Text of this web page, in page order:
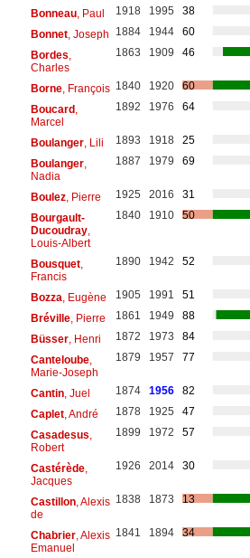
Bonneau, Paul 1918 1995
38
Bonnet, Joseph 1884 1944
60
Bordes
Charles
1863 1909 46
Borne, François 1840 1920
60
Boucard,
Marcel
1892 1976 64
Boulanger, Lili 1893 1918
25
Boulanger,
Nadia
1887 1979 69
Boulez, Pierre 1925 2016
31
Bourgault-
Ducoudray,
Louis-Albert
1840 1910 50
Bousquet,
Francis
1890 1942 52
Bozza , Eugène 1905 1991
51
Bréville, Pierre 1861 1949
88
Büsser, Henri 1872 1973
84
Canteloube,
Marie-Joseph
1879 1957 77
Cantin, Juel 1874 1956
82
Caplet, André 1878 1925
47
Casadesus
Robert
1899 1972 57
Castérède,
Jacques
1926 2014 30
Castillon, Alexis
de
1838 1873 13
Chabrier, Alexis
Emanuel
1841 1894 34